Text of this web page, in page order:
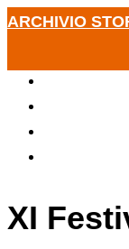
ARCHIVIO
XI